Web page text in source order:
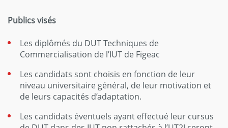
Publics visés
Les diplômés du DUT Techniques de
Commercialisation de l’IUT de Figeac
Les candidats sont choisis en fonction de leur
niveau universitaire général, de leur motivation et
de leurs capacités d’adaptation.
Les candidats éventuels ayant effectué leur cursus